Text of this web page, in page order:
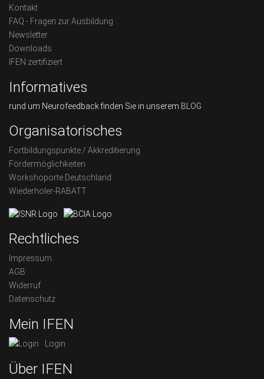
Kontakt
FAQ - Fragen zur Ausbildung
Newsletter
Downloads
IFEN zertifiziert
Informatives
rund um Neurofeedback finden Sie in unserem BLOG
Organisatorisches
Fortbildungspunkte / Akkreditierung
Fördermöglichkeiten
Workshoporte Deutschland
Wiederholer-RABATT
Rechtliches
Impressum
AGB
Widerruf
Datenschutz
Mein IFEN
Login
Über IFEN